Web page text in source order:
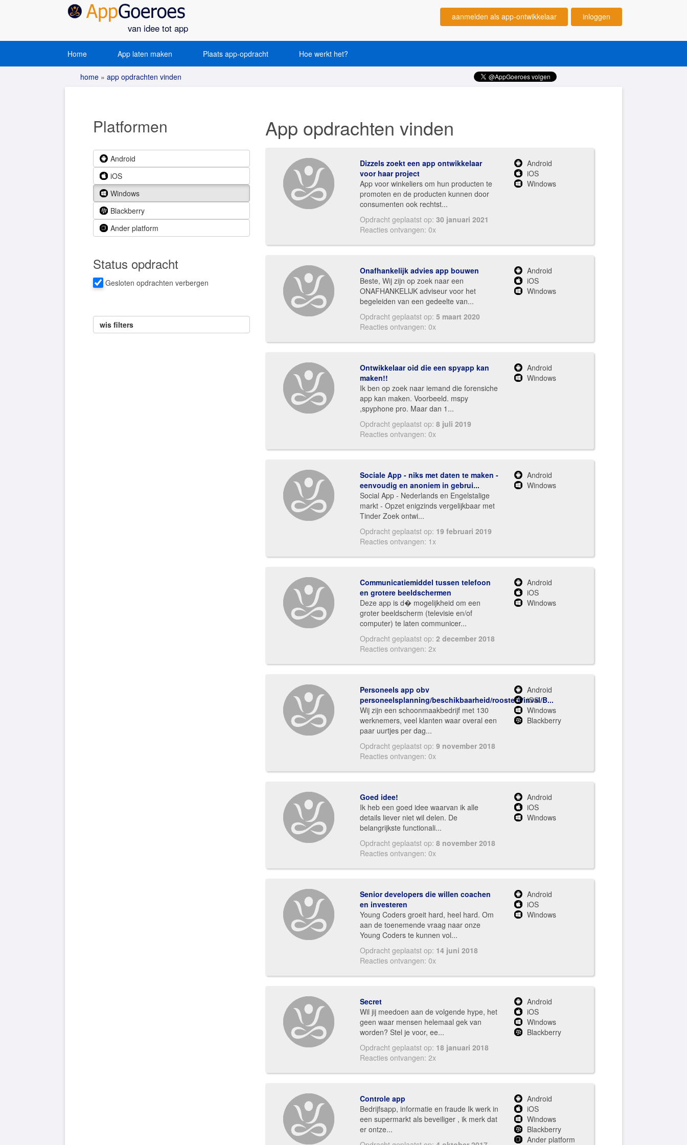
van idee tot app
inloggen
aanmelden als app-ontwikkelaar
Home App laten maken Plaats app-opdracht Hoe werkt het?
home » app opdrachten vinden
Platformen
Android
iOS
Windows
Blackberry
Ander platform
Status opdracht
Gesloten opdrachten verbergen
wis filters
App opdrachten vinden
Dizzels zoekt een app ontwikkelaar
voor haar project
App voor winkeliers om hun producten te
promoten en de producten kunnen door
consumenten ook rechtst...
Opdracht geplaatst op:30 januari 2021
Reacties ontvangen: 0x
Android
iOS
Windows
Onafhankelijk advies app bouwen
Beste, Wij zijn op zoek naar een
ONAFHANKELIJK adviseur voor het
begeleiden van een gedeelte van...
Opdracht geplaatst op:5 maart 2020
Reacties ontvangen: 0x
Android
iOS
Windows
Ontwikkelaar oid die een spyapp kan
maken!!
Ik ben op zoek naar iemand die forensiche
app kan maken. Voorbeeld. mspy
,spyphone pro. Maar dan 1...
Opdracht geplaatst op:8 juli 2019
Reacties ontvangen: 0x
Android
Windows
Sociale App - niks met daten te maken -
eenvoudig en anoniem in gebrui...
Social App - Nederlands en Engelstalige
markt - Opzet enigzinds vergelijkbaar met
Tinder Zoek ontwi...
Opdracht geplaatst op: 19 februari 2019
Reacties ontvangen: 1x
Android
Windows
Communicatiemiddel tussen telefoon
en grotere beeldschermen
Deze app is d� mogelijkheid om een
groter beeldscherm (televisie en/of
computer) te laten communicer...
Opdracht geplaatst op:2 december 2018
Reacties ontvangen: 2x
Android
iOS
Windows
Personeels app obv
personeelsplanning/beschikbaarheid/roosters/inval/B...
Wij zijn een schoonmaakbedrijf met 130
werknemers, veel klanten waar overal een
paar uurtjes per dag...
Opdracht geplaatst op:9 november 2018
Reacties ontvangen: 0x
Android
iOS
Windows
Blackberry
Goed idee!
Ik heb een goed idee waarvan ik alle
details liever niet wil delen. De
belangrijkste functionali...
Opdracht geplaatst op:8 november 2018
Reacties ontvangen: 0x
Android
iOS
Windows
Senior developers die willen coachen
en investeren
Young Coders groeit hard, heel hard. Om
aan de toenemende vraag naar onze
Young Coders te kunnen vol...
Opdracht geplaatst op: 14 juni 2018
Reacties ontvangen: 0x
Android
iOS
Windows
Secret
Wil jij meedoen aan de volgende hype, het
geen waar mensen helemaal gek van
worden? Stel je voor, ee...
Opdracht geplaatst op: 18 januari 2018
Reacties ontvangen: 2x
Android
iOS
Windows
Blackberry
Controle app
Bedrijfsapp, informatie en fraude Ik werk in
een supermarkt als beveiliger , ik merk dat
er ontze...
Android
iOS
Windows
Blackberry
Ander platform